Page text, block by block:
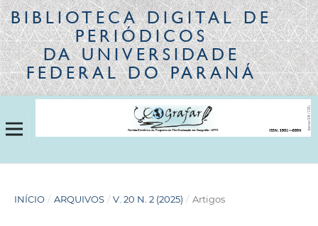
Legislação
Canais
BIBLIOTECA DIGITALDE
PERIÓDICOS
DA UNIVERSIDADE
FEDERAL DO PARANÁ
INÍCIO / ARQUIVOS / V. 20 N. 2 (2025) / Artigos